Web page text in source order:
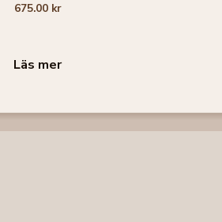
675.00 kr
Läs mer